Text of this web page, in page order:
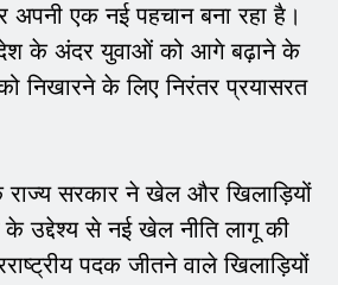
अपनी एक नई पहचान बना रहा है।
के अंदर युवाओं को आगे बढ़ाने के
निखारने के लिए निरंतर प्रयासरत
राज्य सरकार ने खेल और खिलाड़ियों
के उद्देश्य से नई खेल नीति लागू की
पदक जीतने वाले खिलाड़ियों